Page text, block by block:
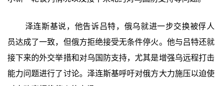
泽连斯基说，他告诉吕特，俄乌就进一步交换被俘人
员达成了一致，但俄方拒绝接受无条件停火。他与吕特还就
接下来的外交举措和对乌国防支持，尤其是增强乌远程打击
能力问题进行了讨论。泽连斯基呼吁对俄方大力施压以迫使